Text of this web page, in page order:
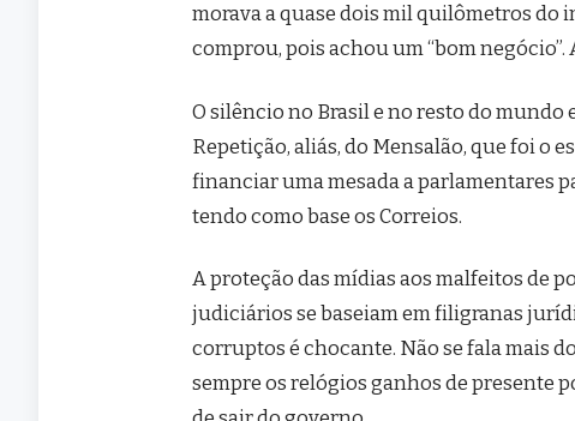
morava a quase dois mil quilômetros do
comprou, pois achou um “bom
O silêncio no Brasil e no resto do
Repetição, aliás, do Mensalão, que foi o
financiar uma mesada a parlamentares
tendo como base os Correios.
A proteção das mídias aos malfeitos de
judiciários se baseiam em filigranas
corruptos é chocante. Não se fala mais
sempre os relógios ganhos de presente